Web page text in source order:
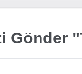
Gönder